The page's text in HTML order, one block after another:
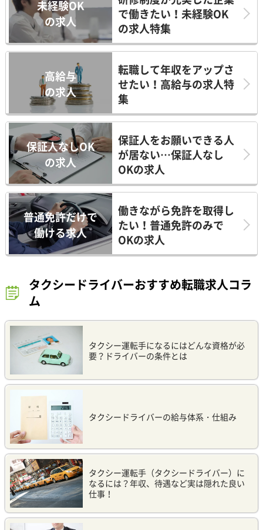
未経験OK
の求人
で働きたい！未経験OK
の求人特集
高給与
の求人
転職して年収をアップさ
せたい！高給与の求人特
集
保証人なしOK
の求人
保証人をお願いできる人
が居ない…保証人なし
OKの求人
普通免許だけで
働ける求人
働きながら免許を取得し
たい！普通免許のみで
OKの求人
タクシードライバーおすすめ転職求人コラ
ム
タクシー運転手になるにはどんな資格が必
要？ドライバーの条件とは
タクシードライバーの給与体系・仕組み
タクシー運転手（タクシードライバー）に
なるには？年収、待遇など実は隠れた良い
仕事！